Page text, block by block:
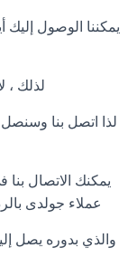
يمكننا الوصول
لذلك ،
لذا اتصل بنا وسنصل
يمكنك الاتصال
عملاء جولدى
والذي بدوره يصل